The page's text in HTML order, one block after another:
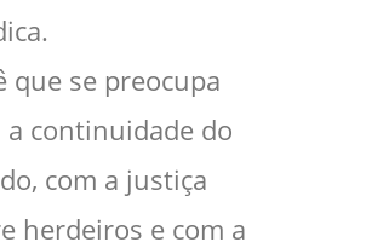
que se preocupa
a continuidade do
com a justiça
herdeiros e com a